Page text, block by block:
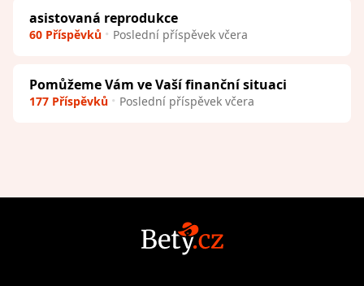
asistovaná reprodukce
60 Příspěvků Poslední příspěvek včera
Pomůžeme Vám ve Vaší finanční situaci
177 Příspěvků Poslední příspěvek včera